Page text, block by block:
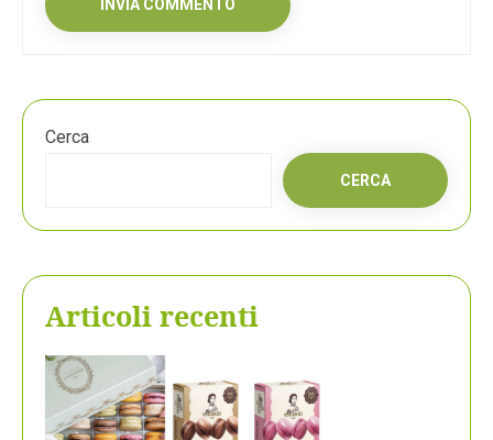
Cerca
CERCA
Articoli recenti